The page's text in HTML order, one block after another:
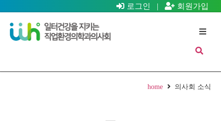
로그인 | 회원가입
home 의사회 소식